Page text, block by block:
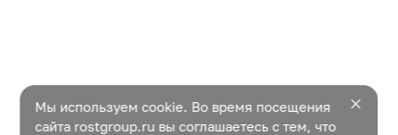
Мы используем cookie. Во время посещения
сайта rostgroup.ru вы соглашаетесь с тем, что